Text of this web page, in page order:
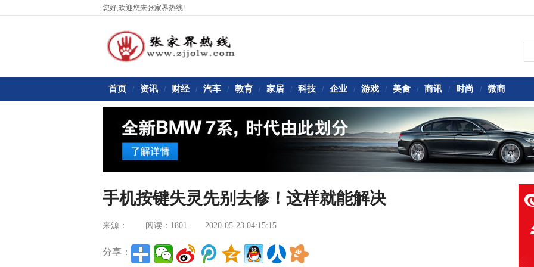
您好,欢迎您来张家界热线!
首页 / 资讯 / 财经 / 汽车 / 教育 / 家居 / 科技 / 企业 / 游戏 / 美食 / 商讯 / 时尚 / 微商
手机按键失灵先别去修！这样就能解决
来源： 阅读：1801 2020-05-23 04:15:15
分享：